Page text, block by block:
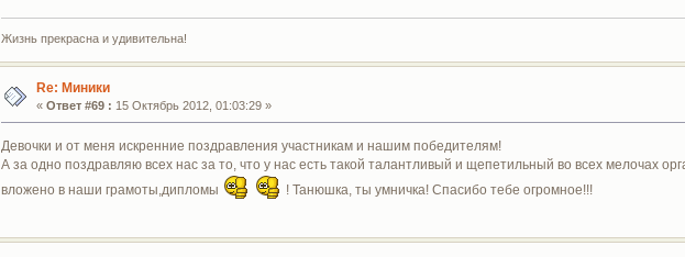
Жизнь прекрасна и удивительна!
Re: Миники
« Ответ #69 : 15 Октябрь 2012, 01:03:29 »
Девочки и от меня искренние поздравления участникам и нашим победителям!
А за одно поздравляю всех нас за то, что у нас есть такой талантливый и щепетильный во всех мелочах
вложено в наши грамоты,дипломы
! Танюшка, ты умничка! Спасибо тебе огромное!!!